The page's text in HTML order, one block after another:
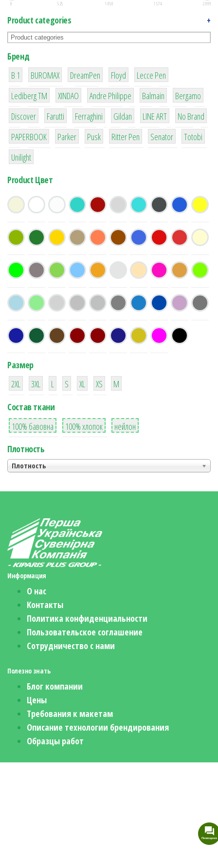
0 525 1 050 1 574 2 099
Product categories +
Бренд
B 1
1
BUROMAX
1
DreamPen
2
Floyd
2
Lecce Pen
3
Lediberg ТМ
3
XINDAO
1
Andre Philippe
4
Balmain
26
Bergamo
64
Discover
299
Farutti
4
Ferraghini
42
Gildan
4
LINE ART
90
No Brand
8
PAPERBOOK
6
Parker
2
Pusk
22
Ritter Pen
15
Senator
43
Totobi
1
Unilight
Product Цвет
Размер
38
2XL
16
3XL
42
L
42
S
42
XL XS
М
Состав ткани
8
100% бавовна
36
100% хлопок
2
нейлон
Плотность
Плотность
Информация
О нас
Контакты
Политика конфиденциальности
Пользовательское соглашение
Сотрудничество с нами
Полезно знать
Блог компании
Цены
Требования к макетам
Описание технологии брендирования
Образцы работ
Помощник